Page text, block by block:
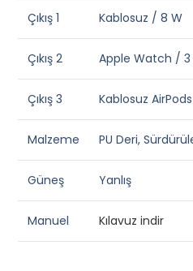
Çıkış 1 Kablosuz / 8 W
Çıkış 2 Apple Watch / 3
Çıkış 3 Kablosuz
Malzeme PU Deri,
Güneş Yanlış
Manuel Kılavuz indir